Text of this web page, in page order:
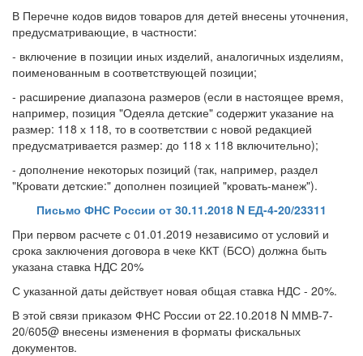
В Перечне кодов видов товаров для детей внесены уточнения,
предусматривающие, в частности:
- включение в позиции иных изделий, аналогичных изделиям,
поименованным в соответствующей позиции;
- расширение диапазона размеров (если в настоящее время,
например, позиция "Одеяла детские" содержит указание на
размер: 118 х 118, то в соответствии с новой редакцией
предусматривается размер: до 118 х 118 включительно);
- дополнение некоторых позиций (так, например, раздел
"Кровати детские:" дополнен позицией "кровать-манеж").
Письмо ФНС России от 30.11.2018 N ЕД-4-20/23311
При первом расчете с 01.01.2019 независимо от условий и
срока заключения договора в чеке ККТ (БСО) должна быть
указана ставка НДС 20%
С указанной даты действует новая общая ставка НДС - 20%.
В этой связи приказом ФНС России от 22.10.2018 N ММВ-7-
20/605@ внесены изменения в форматы фискальных
документов.